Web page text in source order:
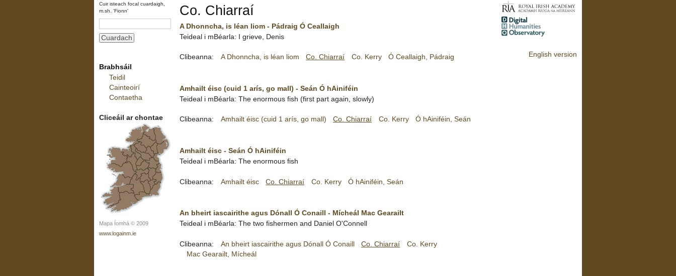
Cuir isteach focal cuardaigh,
m.sh. 'Fionn'
Brabhsáil
Teidil
Cainteoirí
Contaetha
Cliceáil ar chontae
Mapa Íomhá © 2009
www.logainm.ie
Co. Chiarraí
A Dhonncha, is léan liom - Pádraig Ó Ceallaigh
Teideal i mBéarla: I grieve, Denis
Clibeanna: A Dhonncha, is léan liom Co. Chiarraí Co. Kerry Ó Ceallaigh, Pádraig
Amhailt éisc (cuid 1 arís, go mall) - Seán Ó hAiniféin
Teideal i mBéarla: The enormous fish (first part again, slowly)
Clibeanna: Amhailt éisc (cuid 1 arís, go mall) Co. Chiarraí Co. Kerry Ó hAiniféin, Seán
Amhailt éisc - Seán Ó hAiniféin
Teideal i mBéarla: The enormous fish
Clibeanna: Amhailt éisc Co. Chiarraí Co. Kerry Ó hAiniféin, Seán
An bheirt iascairithe agus Dónall Ó Conaill - Mícheál Mac Gearailt
Teideal i mBéarla: The two fishermen and Daniel O'Connell
Clibeanna: An bheirt iascairithe agus Dónall Ó Conaill Co. Chiarraí
Co. Kerry
Mac Gearailt, Mícheál
English version